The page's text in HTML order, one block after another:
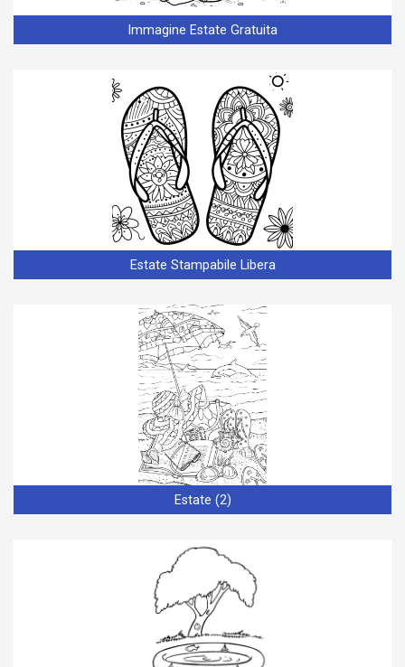
Immagine Estate Gratuita
Estate Stampabile Libera
Estate (2)